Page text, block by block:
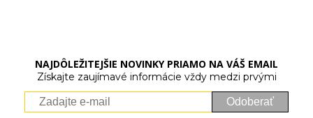
NAJDÔLEŽITEJŠIE NOVINKY PRIAMO NA VÁŠ EMAIL
Získajte zaujímavé informácie vždy medzi prvými
Odoberať